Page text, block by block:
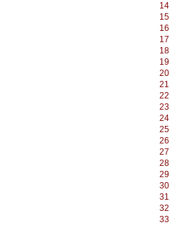
14
15
16
17
18
19
20
21
22
23
24
25
26
27
28
29
30
31
32
33